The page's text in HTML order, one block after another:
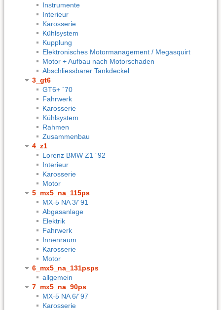
Instrumente
Interieur
Karosserie
Kühlsystem
Kupplung
Elektronisches Motormanagement / Megasquirt
Motor + Aufbau nach Motorschaden
Abschliessbarer Tankdeckel
3_gt6
GT6+ ´70
Fahrwerk
Karosserie
Kühlsystem
Rahmen
Zusammenbau
4_z1
Lorenz BMW Z1 ´92
Interieur
Karosserie
Motor
5_mx5_na_115ps
MX-5 NA 3/´91
Abgasanlage
Elektrik
Fahrwerk
Innenraum
Karosserie
Motor
6_mx5_na_131psps
allgemein
7_mx5_na_90ps
MX-5 NA 6/´97
Karosserie